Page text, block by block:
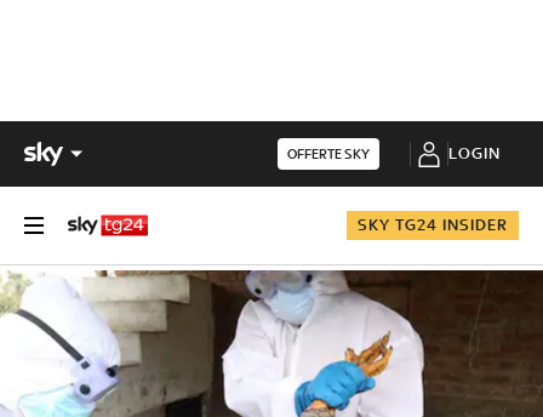
OFFERTE SKY LOGIN
SKY TG24 INSIDER